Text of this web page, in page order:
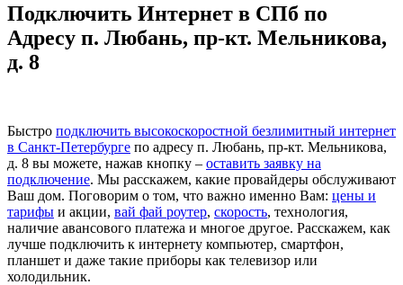
Подключить Интернет в СПб по
Адресу п. Любань, пр-кт. Мельникова,
д. 8
Быстро подключить высокоскоростной безлимитный интернет
в Санкт-Петербурге по адресу п. Любань, пр-кт. Мельникова,
д. 8 вы можете, нажав кнопку – оставить заявку на
подключение. Мы расскажем, какие провайдеры обслуживают
Ваш дом. Поговорим о том, что важно именно Вам: цены и
тарифы и акции, вай фай роутер, скорость, технология,
наличие авансового платежа и многое другое. Расскажем, как
лучше подключить к интернету компьютер, смартфон,
планшет и даже такие приборы как телевизор или
холодильник.